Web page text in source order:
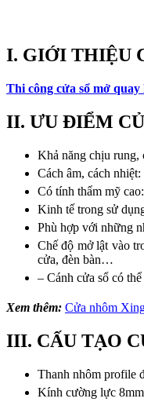
I. GIỚI THIỆU
Thi công cửa sổ mở
II. ƯU ĐIỂM
Khả năng chịu rung,
Cách âm, cách
Có tính thẩm mỹ
Kinh tế trong sử
Phù hợp với những
Chế độ mở lật vào
cửa, đèn bàn…
– Cánh cửa sổ có
Xem thêm: Cửa nhôm
III. CẤU TẠO
Thanh nhôm profile
Kính cường lực